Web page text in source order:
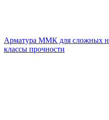
Арматура ММК для сложных
классы прочности